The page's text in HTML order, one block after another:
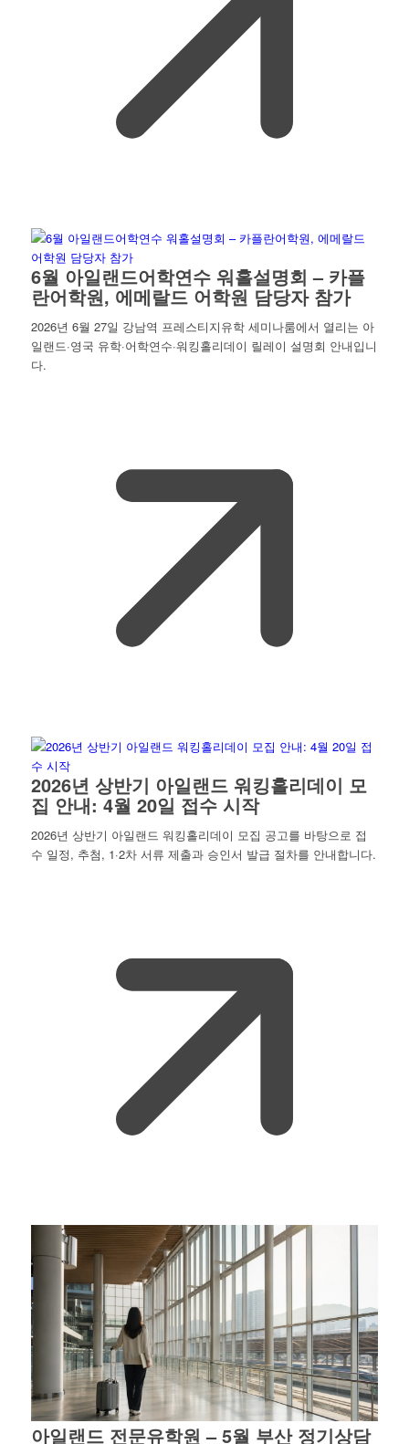
6월 아일랜드어학연수 워홀설명회 – 카플
란어학원, 에메랄드 어학원 담당자 참가
2026년 6월 27일 강남역 프레스티지유학 세미나룸에서 열리는 아
일랜드·영국 유학·어학연수·워킹홀리데이 릴레이 설명회 안내입니
다.
2026년 상반기 아일랜드 워킹홀리데이 모
집 안내: 4월 20일 접수 시작
2026년 상반기 아일랜드 워킹홀리데이 모집 공고를 바탕으로 접
수 일정, 추첨, 1·2차 서류 제출과 승인서 발급 절차를 안내합니다.
아일랜드 전문유학원 – 5월 부산 정기상담